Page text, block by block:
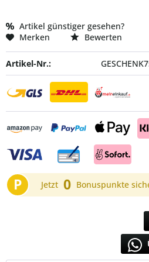
Artikel günstiger gesehen?
Merken
Bewerten
Artikel-Nr.:
P Jetzt 0 Bonuspunkte